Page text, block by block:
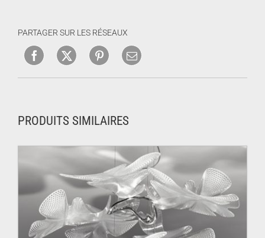
PARTAGER SUR LES RÉSEAUX
PRODUITS SIMILAIRES